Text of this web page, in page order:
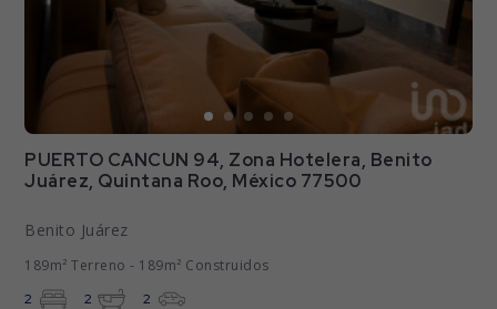
PUERTO CANCUN 94, Zona Hotelera, Benito
Juárez, Quintana Roo, México 77500
Benito Juárez
189m² Terreno - 189m² Construidos
2 2 2